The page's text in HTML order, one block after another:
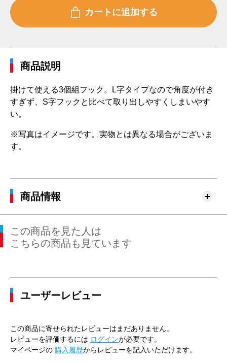
商品説明
掛けて使える3個組フック。L字タイプなので角度が付き
すぎず、S字フックと比べて取り出しやすくしまいやす
い。
※写真はイメージです。実物とは異なる場合がございま
す。
商品情報
この商品を見た人は
こちらの商品も見ています
ユーザーレビュー
この商品に寄せられたレビューはまだありません。
レビューを評価するには ログインが必要です。
マイページの 購入履歴からレビューを記入いただけます。